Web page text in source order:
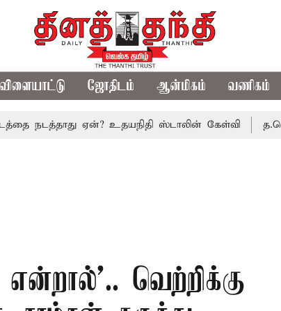
விளையாட்டு ஜோதிடம் ஆன்மிகம் வணிகம்
ஏன்? உதயநிதி ஸ்டாலின் கேள்வி த.வெ.க.
வெற்றிக்கு